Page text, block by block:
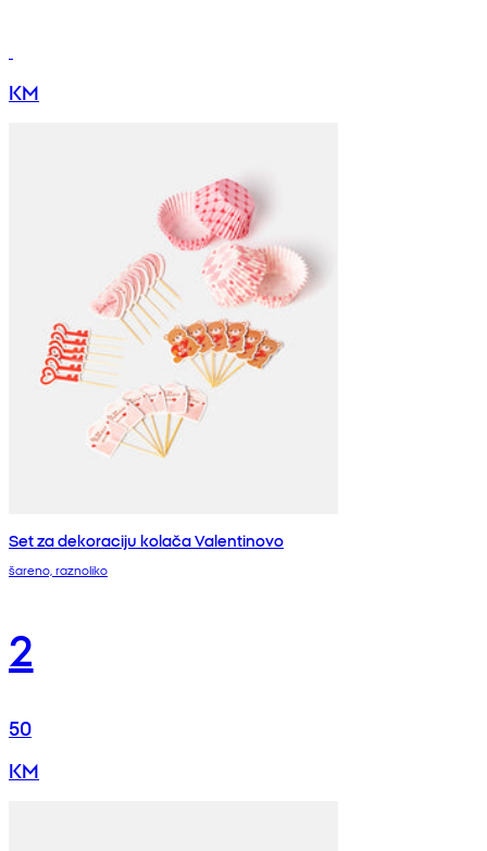
KM
Set za dekoraciju kolača Valentinovo
šareno, raznoliko
2
50
KM